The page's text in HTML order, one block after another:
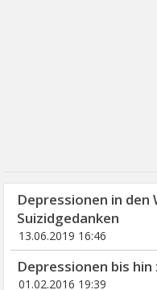
Depressionen in
Suizidgedanken
13.06.2019 16:46
Depressionen bis
01.02.2016 19:39